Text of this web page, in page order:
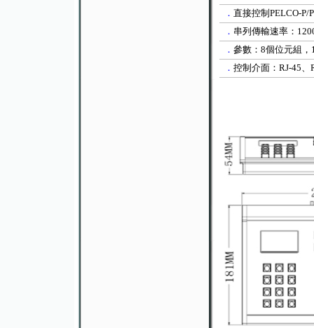
．直接控制PELCO-P/
． 串列傳輸速率：
．參數：8個位元組，
．控制介面：RJ-45、